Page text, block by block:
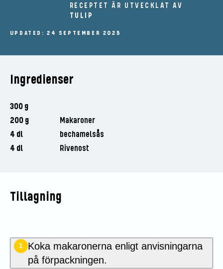
RECEPTET ÄR UTVECKLAT AV
TULIP
UPDATED: 24 SEPTEMBER 2025
Ingredienser
300 g
200 g
Makaroner
4 dl
bechamelsås
4 dl
Rivenost
Tillagning
1
Koka makaronerna enligt anvisningarna
på förpackningen.